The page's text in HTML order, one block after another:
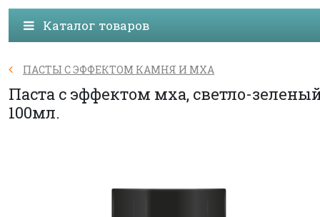
Каталог товаров
ПАСТЫ С ЭФФЕКТОМ КАМНЯ И МХА
Паста с эффектом мха, светло-
100мл.